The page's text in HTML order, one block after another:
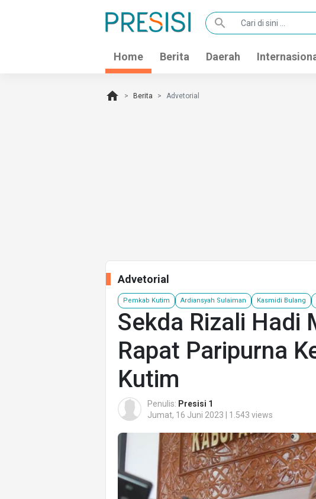
search
Home Berita Daerah
home Berita Advetorial
Advetorial
Pemkab Kutim Ardiansyah Sulaiman Kasmidi Bulang
Sekda Rizali Hadi
Rapat Paripurna
Kutim
Penulis: Presisi 1
Jumat, 16 Juni 2023 | 1.543 views